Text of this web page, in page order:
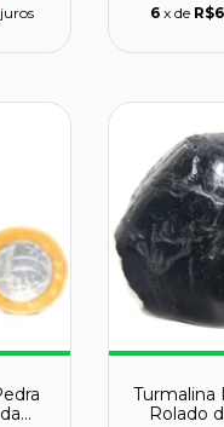
6 x de
Turmalina
Rolado